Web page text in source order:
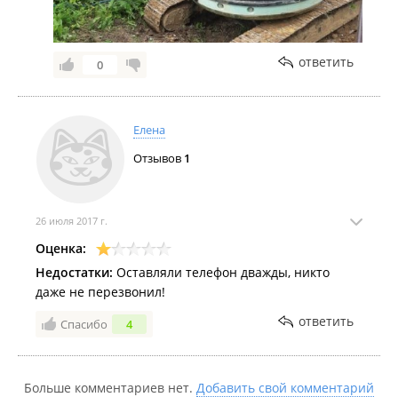
0 ответить
Елена
Отзывов 1
26 июля 2017 г.
Оценка:
Недостатки: Оставляли телефон дважды, никто
даже не перезвонил!
Спасибо 4 ответить
Больше комментариев нет. Добавить свой комментарий